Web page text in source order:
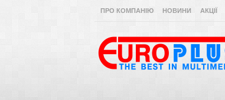
ПРО КОМПАНІЮ НОВИНИ АКЦІЇ